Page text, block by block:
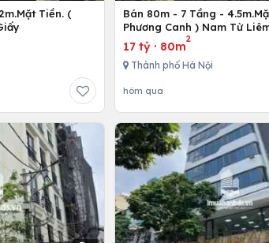
Tiền. (
Bán 80m - 7 Tầng -
Phương Canh ) Nam Từ
17 tỷ · 80m
2
Thành phố Hà Nội
hôm qua